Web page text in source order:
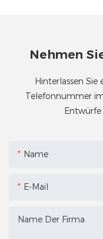
Nehmen
Hinterlassen Sie
Telefonnummer
Name
E-Mail
Name Der Firma